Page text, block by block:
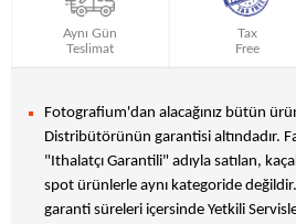
Aynı Gün
Teslimat
Tax
Free
Fotografium'dan alacağınız bütün
Distribütörünün garantisi altındadır.
"Ithalatçı Garantili" adıyla satılan,
spot ürünlerle aynı kategoride
garanti süreleri içersinde Yetkili